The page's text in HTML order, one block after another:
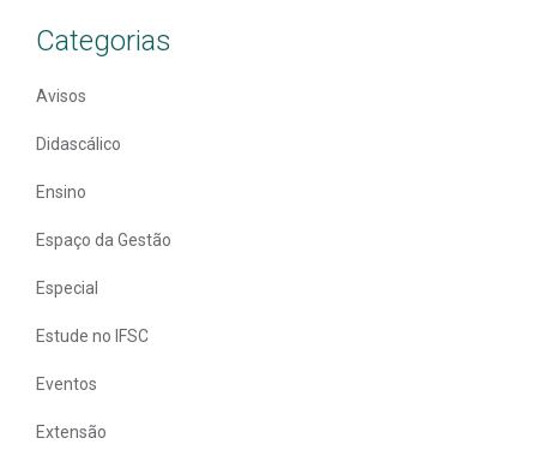
Categorias
Avisos
Didascálico
Ensino
Espaço da Gestão
Especial
Estude no IFSC
Eventos
Extensão